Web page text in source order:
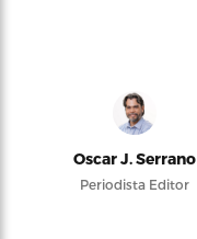
Oscar J. Serrano
Periodista Editor